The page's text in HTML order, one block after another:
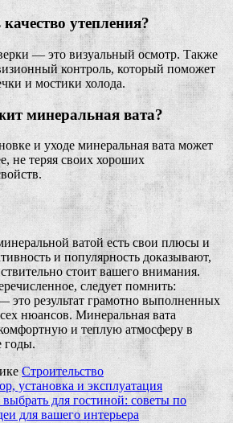
утепления?
— это визуальный осмотр. Также
контроль, который поможет
и мостики холода.
минеральная вата?
и уходе минеральная вата может
не теряя своих хороших
ватой есть свои плюсы и
и популярность доказывают,
стоит вашего внимания.
следует помнить:
это результат грамотно выполненных
нюансов. Минеральная вата
и теплую атмосферу в
годы.
Строительство
установка и эксплуатация
для гостиной: советы по
для вашего интерьера